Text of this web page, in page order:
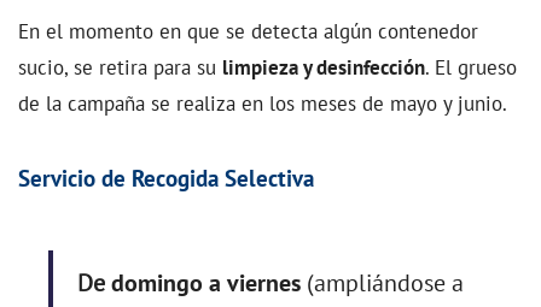
En el momento en que se detecta algún contenedor
sucio, se retira para su limpieza y desinfección. El grueso
de la campaña se realiza en los meses de mayo y junio.
Servicio de Recogida Selectiva
Dedomingo a viernes (ampliándose a